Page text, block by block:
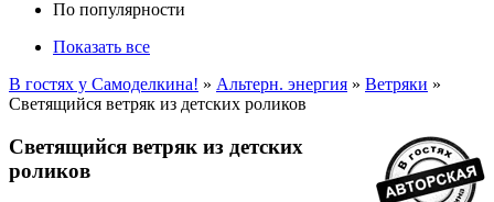
По популярности
Показать все
В гостях у Самоделкина! » Альтерн. энергия » Ветряки »
Светящийся ветряк из детских роликов
Светящийся ветряк из детских
роликов